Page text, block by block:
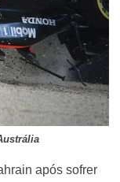
após sofrer